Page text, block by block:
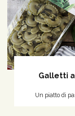
Galletti
Un piatto di